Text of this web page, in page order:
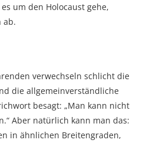
um den Holocaust gehe,
ab.
verwechseln schlicht die
die allgemeinverständliche
besagt: „Man kann nicht
Aber natürlich kann man das:
in ähnlichen Breitengraden,